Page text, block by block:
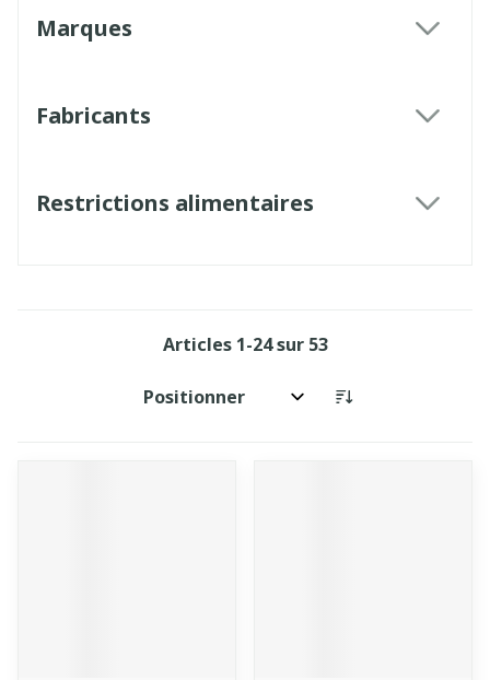
Marques
Fabricants
Restrictions alimentaires
Articles 1-24sur 53
Trier par: